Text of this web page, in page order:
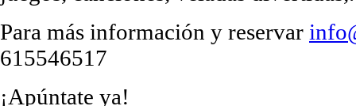
Para más información y reservar
615546517
¡Apúntate ya!